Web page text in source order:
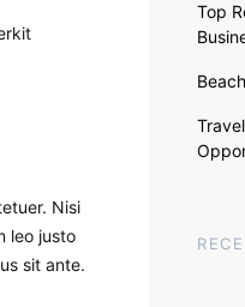
leo justo
sit ante.
Top